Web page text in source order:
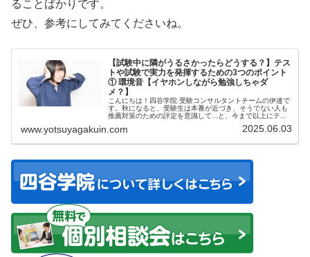
ることばかりです。
ぜひ、参考にしてみてくださいね。
【試験中に隣がうるさかったらどうする？】テス
トや試験で実力を発揮するための3つのポイント
① 環境音【イヤホンしながら勉強しちゃダ
メ？】
こんにちは！四谷学院 受験コンサルタントチームの伊達で
す。秋になると、受験生は本番が近づき、そうでない人も
推薦対策のための評定を意識して...と、今まで以上にテ...
www.yotsuyagakuin.com 2025.06.03